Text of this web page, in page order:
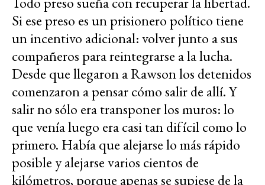
Si ese preso es un prisionero político tiene
un incentivo adicional: volver junto a sus
compañeros para reintegrarse a la lucha.
Desde que llegaron a Rawson los detenidos
comenzaron a pensar cómo salir de allí. Y
salir no sólo era transponer los muros: lo
que venía luego era casi tan difícil como lo
primero. Había que alejarse lo más rápido
posible y alejarse varios cientos de
kilómetros, porque apenas se supiese de la